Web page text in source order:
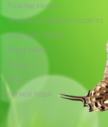
Розклад занять
Shedule for Medical students
Календар тижнів
Мапа сайту
Пошук
FAQ
Анонси подій